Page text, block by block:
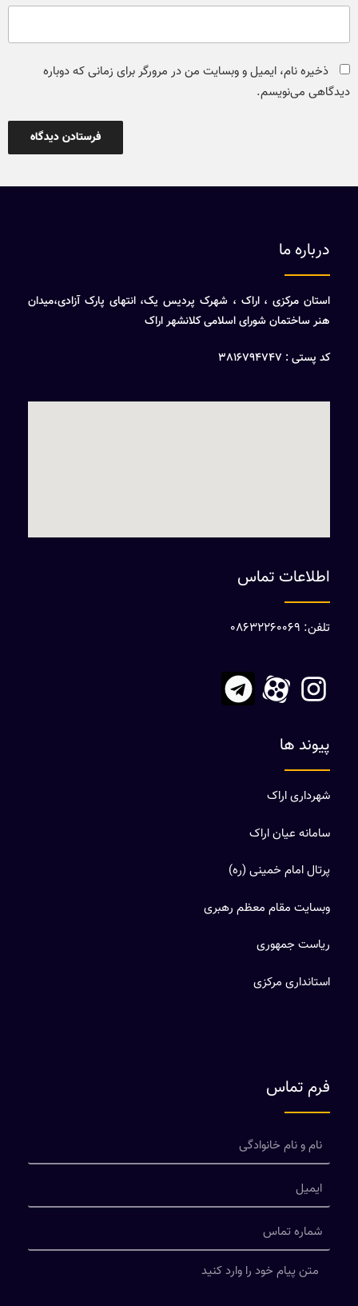
ذخیره نام، ایمیل و وبسایت من در مرورگر برای زمانی که دوباره
دیدگاهی می‌نویسم.
درباره ما
استان مرکزی ، اراک ، شهرک پردیس یک، انتهای پارک آزادی،میدان
هنر ساختمان شورای اسلامی کلانشهر اراک
کد پستی : 3816794747
اطلاعات تماس
تلفن: 08632260069
پیوند ها
شهرداری اراک
سامانه عیان اراک
پرتال امام خمینی (ره)
وبسایت مقام معظم رهبری
ریاست جمهوری
استانداری مرکزی
فرم تماس